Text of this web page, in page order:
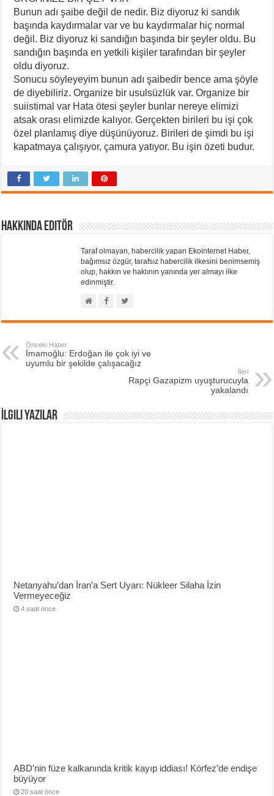
Bunun adı şaibe değil de nedir. Biz diyoruz ki sandık
başında kaydırmalar var ve bu kaydırmalar hiç normal
değil. Biz diyoruz ki sandığın başında bir şeyler oldu. Bu
sandığın başında en yetkili kişiler tarafından bir şeyler
oldu diyoruz.
Sonucu söyleyeyim bunun adı şaibedir bence ama şöyle
de diyebiliriz. Organize bir usulsüzlük var. Organize bir
suiistimal var Hata ötesi şeyler bunlar nereye elimizi
atsak orası elimizde kalıyor. Gerçekten birileri bu işi çok
özel planlamış diye düşünüyoruz. Birileri de şimdi bu işi
kapatmaya çalışıyor, çamura yatıyor. Bu işin özeti budur.
Hakkında Editör
Taraf olmayan, habercilik yapan Ekointernet Haber,
bağımsız özgür, tarafsız habercilik ilkesini benimsemiş
olup, hakkın ve haklının yanında yer almayı ilke
edinmiştir.
Önceki Haber
İmamoğlu: Erdoğan ile çok iyi ve
uyumlu bir şekilde çalışacağız
İleri
Rapçi Gazapizm uyuşturucuyla
yakalandı
İlgili Yazılar
Netanyahu’dan İran’a Sert Uyarı: Nükleer Silaha İzin
Vermeyeceğiz
4 saat önce
ABD’nin füze kalkanında kritik kayıp iddiası! Körfez’de endişe
büyüyor
20 saat önce